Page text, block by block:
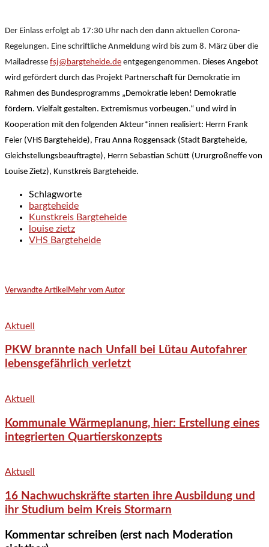
Der Einlass erfolgt ab 17:30 Uhr nach den dann aktuellen Corona-
Regelungen. Eine schriftliche Anmeldung wird bis zum 8. März über die
Mailadresse fsj@bargteheide.de entgegengenommen. Dieses Angebot
wird gefördert durch das Projekt Partnerschaft für Demokratie im
Rahmen des Bundesprogramms „Demokratie leben! Demokratie
fördern. Vielfalt gestalten. Extremismus vorbeugen.“ und wird in
Kooperation mit den folgenden Akteur*innen realisiert: Herrn Frank
Feier (VHS Bargteheide), Frau Anna Roggensack (Stadt Bargteheide,
Gleichstellungsbeauftragte), Herrn Sebastian Schütt (Ururgroßneffe von
Louise Zietz), Kunstkreis Bargteheide.
Schlagworte
bargteheide
Kunstkreis Bargteheide
louise zietz
VHS Bargteheide
Verwandte Artikel Mehr vom Autor
Aktuell
PKW brannte nach Unfall bei Lütau Autofahrer
lebensgefährlich verletzt
Aktuell
Kommunale Wärmeplanung, hier: Erstellung eines
integrierten Quartierskonzepts
Aktuell
16 Nachwuchskräfte starten ihre Ausbildung und
ihr Studium beim Kreis Stormarn
Kommentar schreiben (erst nach Moderation